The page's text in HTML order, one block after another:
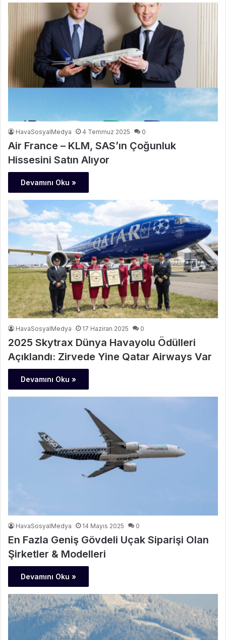
HavaSosyalMedya 4 Temmuz 2025 0
Air France – KLM, SAS’ın Çoğunluk
Hissesini Satın Alıyor
Devamını Oku »
HavaSosyalMedya 17 Haziran 2025 0
2025 Skytrax Dünya Havayolu Ödülleri
Açıklandı: Zirvede Yine Qatar Airways Var
Devamını Oku »
HavaSosyalMedya 14 Mayıs 2025 0
En Fazla Geniş Gövdeli Uçak Siparişi Olan
Şirketler & Modelleri
Devamını Oku »